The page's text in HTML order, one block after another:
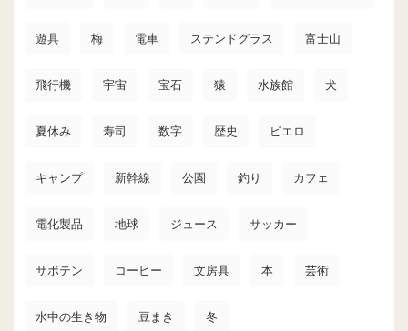
遊具 梅 電車 ステンドグラス 富士山
飛行機 宇宙 宝石 猿 水族館 犬
夏休み 寿司 数字 歴史 ピエロ
キャンプ 新幹線 公園 釣り カフェ
電化製品 地球 ジュース サッカー
サボテン コーヒー 文房具 本 芸術
水中の生き物 豆まき 冬